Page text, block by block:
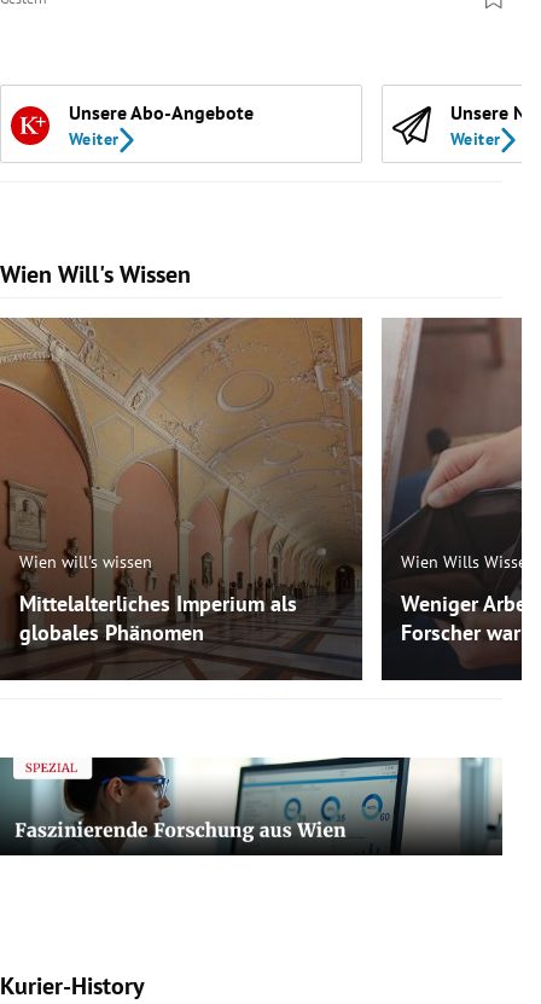
Unsere Abo-Angebote
Weiter
Unsere
Weiter
Wien Will's Wissen
Slide 1 von 139
Wien will's wissen
Mittelalterliches Imperium als
globales Phänomen
Wien Wills Wissen
Weniger
Forscher
Kurier-History
Slide 1 von 7